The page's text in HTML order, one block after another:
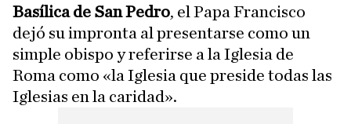
Basílica de San Pedro, el Papa Francisco
dejó su impronta al presentarse como un
simple obispo y referirse a la Iglesia de
Roma como «la Iglesia que preside todas las
Iglesias en la caridad».